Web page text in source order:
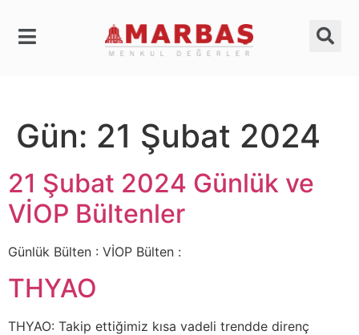
Gün: 21 Şubat 2024
21 Şubat 2024 Günlük ve
VİOP Bültenler
Günlük Bülten : VİOP Bülten :
THYAO
THYAO: Takip ettiğimiz kısa vadeli trendde direnç